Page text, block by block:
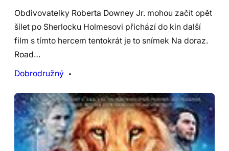
Obdivovatelky Roberta Downey Jr. mohou začít opět
šílet po Sherlocku Holmesovi přichází do kin další
film s tímto hercem tentokrát je to snímek Na doraz.
Road…
Dobrodružný